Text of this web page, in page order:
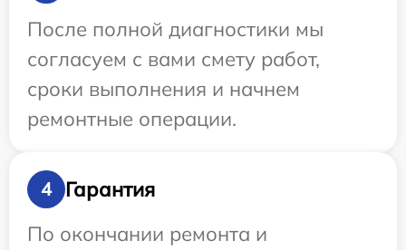
После полной диагностики мы
согласуем с вами смету работ,
сроки выполнения и начнем
ремонтные операции.
4
Гарантия
По окончании ремонта и